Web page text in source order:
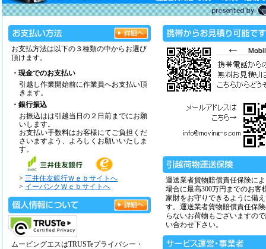
お支払方法は以下の３種類の中からお選び
頂けます。
・現金でのお支払い
引越し作業開始前に作業員へお支払い頂
きます。
・銀行振込
お振込はは引越当日の２日前までにお願
いします。
お支払い手数料はお客様にてご負担くだ
さいますよう、よろしくお願いいたしま
す。
> 三井住友銀行Ｗｅｂサイトへ
> イーバンクＷｅｂサイトへ
ムービングエスはTRUSTeプライバシー・
運送業者貨物賠償責任保険に
場合に最高300万円までのお客
家財をお守りできるように備
す。運送業者貨物賠償責任保
らないお荷物もございますの
い合わせ下さい。